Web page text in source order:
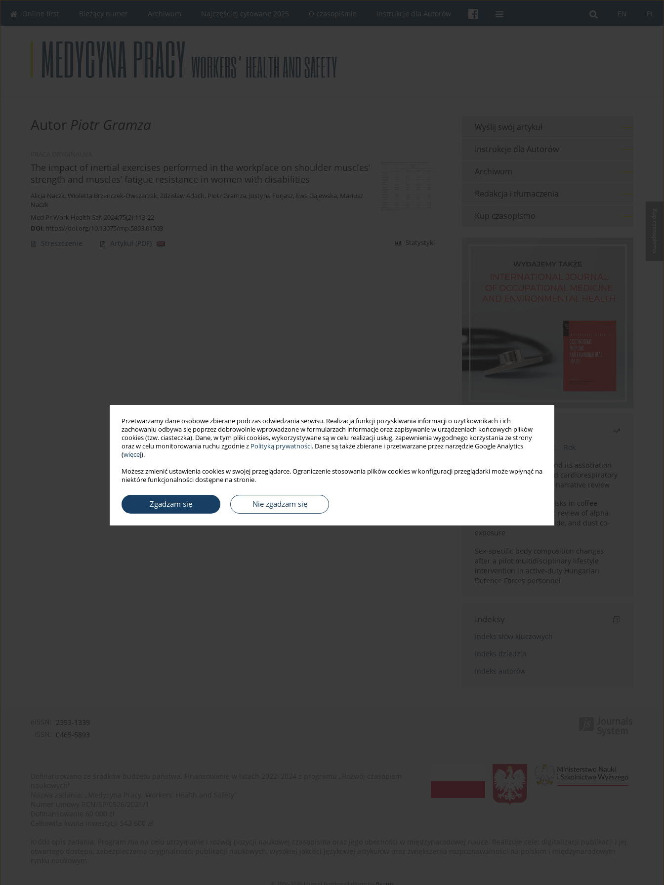
Przetwarzamy dane osobowe zbierane podczas odwiedzania serwisu. Realizacja funkcji pozyskiwania informacji o użytkownikach i ich
zachowaniu odbywa się poprzez dobrowolnie wprowadzone w formularzach informacje oraz zapisywanie w urządzeniach końcowych plików
cookies (tzw. ciasteczka). Dane, w tym pliki cookies, wykorzystywane są w celu realizacji usług, zapewnienia wygodnego korzystania ze strony
oraz w celu monitorowania ruchu zgodnie z Polityką prywatności. Dane są także zbierane i przetwarzane przez narzędzie Google Analytics
(więcej).
Możesz zmienić ustawienia cookies w swojej przeglądarce. Ograniczenie stosowania plików cookies w konfiguracji przeglądarki może wpłynąć na
niektóre funkcjonalności dostępne na stronie.
Zgadzam się Nie zgadzam się
PL
EN
Online first Bieżący numer Archiwum Najczęściej cytowane 2025 O czasopiśmie Instrukcje dla Autorów
Autor Piotr Gramza
The impact of inertial exercises performed in the workplace on shoulder muscles’
strength and muscles’ fatigue resistance in women with disabilities
Alicja Naczk, Wioletta Brzenczek-Owczarzak, Zdzisław Adach, Piotr Gramza, Justyna Forjasz, Ewa Gajewska, Mariusz
Naczk
Med Pr Work Health Saf. 2024;75(2):113-22
DOI: https://doi.org/10.13075/mp.5893.01503
Streszczenie Artykuł (PDF) Statystyki
Wyślij swój artykuł
Instrukcje dla Autorów
Archiwum
Redakcja i tłumaczenia
Kup czasopismo
Najczęściej czytane
Bieżący numer Miesiąc
Rok
Occupational burnout and its association
with physical activity and cardiorespiratory
fitness among nurses: a narrative review
Synergistic respiratory risks in coffee
processing: a systematic review of alpha-
diketone, carbon monoxide, and dust co-
exposure
Sex-specific body composition changes
after a pilot multidisciplinary lifestyle
intervention in active-duty Hungarian
Defence Forces personnel
Indeksy
Indeks słów kluczowych
Indeks dziedzin
Indeks autorów
2353-1339
0465-5893